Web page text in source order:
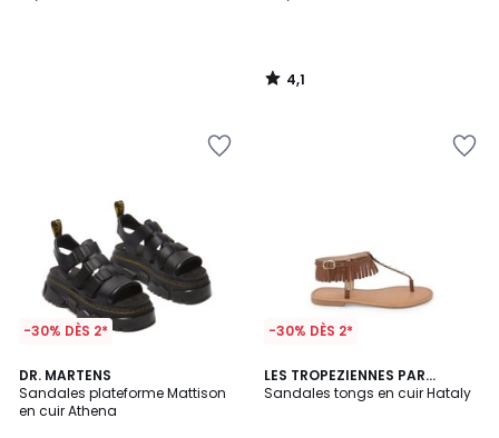
4,1
/
-30% DÈS 2*
DR. MARTENS
Sandales plateforme Mattison
en cuir Athena
-30% DÈS 2*
LES TROPEZIENNES PAR
M.BELARBI
Sandales tongs en cuir Hataly
5
/